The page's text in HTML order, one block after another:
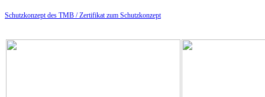
Schutzkonzept des TMB / Zertifikat zum Schutzkonzept